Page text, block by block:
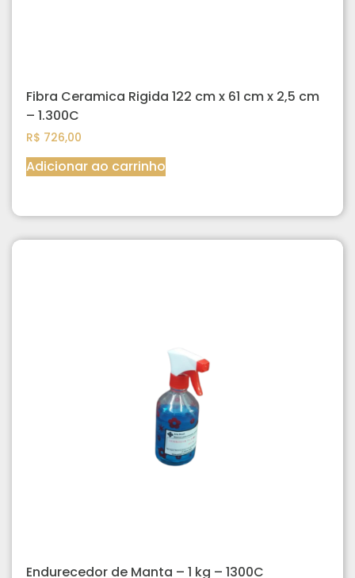
Fibra Ceramica Rigida 122 cm x 61 cm x 2,5 cm
– 1.300C
R$ 726,00
Adicionar ao carrinho
Endurecedor de Manta – 1 kg – 1300C